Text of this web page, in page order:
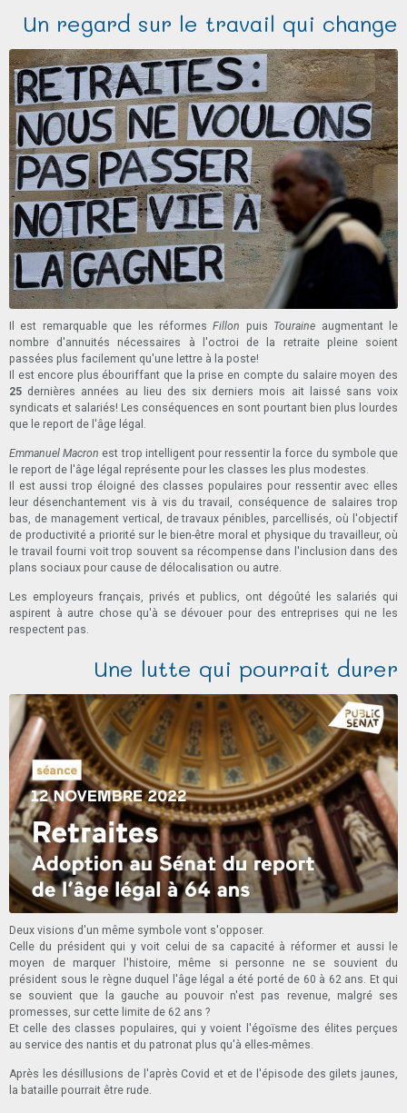
Un regard sur le travail qui change
Il est remarquable que les réformesFillon puis Touraine augmentant le
nombre d'annuités nécessaires à l'octroi de la retraite pleine soient
passées plus facilement qu'une lettre à la poste!
Il est encore plus ébouriffant que la prise en compte du salaire moyen des
25 dernières années au lieu des six derniers mois ait laissé sans voix
syndicats et salariés! Les conséquences en sont pourtant bien plus lourdes
que le report de l'âge légal.
Emmanuel Macron est trop intelligent pour ressentir la force du symbole que
le report de l'âge légal représente pour les classes les plus modestes.
Il est aussi trop éloigné des classes populaires pour ressentir avec elles
leur désenchantement vis à vis du travail, conséquence de salaires trop
bas, de management vertical, de travaux pénibles, parcellisés, où l'objectif
de productivité a priorité sur le bien-être moral et physique du travailleur, où
le travail fourni voit trop souvent sa récompense dans l'inclusion dans des
plans sociaux pour cause de délocalisation ou autre.
Les employeurs français, privés et publics, ont dégoûté les salariés qui
aspirent à autre chose qu'à se dévouer pour des entreprises qui ne les
respectent pas.
Une lutte qui pourrait durer
Deux visions d'un même symbole vont s'opposer.
Celle du président qui y voit celui de sa capacité à réformer et aussi le
moyen de marquer l'histoire, même si personne ne se souvient du
président sous le règne duquel l'âge légal a été porté de 60 à 62 ans. Et qui
se souvient que la gauche au pouvoir n'est pas revenue, malgré ses
promesses, sur cette limite de 62 ans ?
Et celle des classes populaires, qui y voient l'égoïsme des élites perçues
au service des nantis et du patronat plus qu'à elles-mêmes.
Après les désillusions de l'après Covid et et de l'épisode des gilets jaunes,
la bataille pourrait être rude.